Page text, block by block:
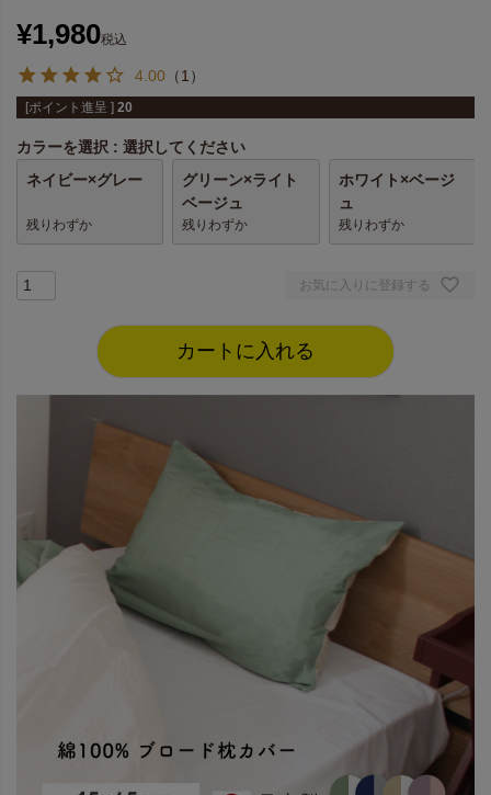
¥1,980税込
4.00 （1 ）
[ポイント進呈 ] 20
カラーを選択
選択してください
ネイビー×グレー
残りわずか
グリーン×ライト
ベージュ
残りわずか
ホワイト×ベージ
ュ
残りわずか
お気に入りに登録する
カートに入れる